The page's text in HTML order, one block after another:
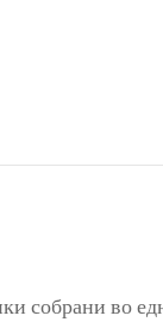
собрани во